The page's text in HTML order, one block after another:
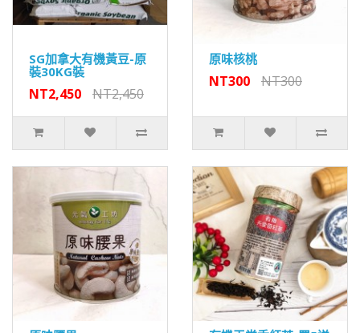
SG加拿大有機黃豆-原
裝30KG裝
NT2,450 NT2,450
原味核桃
NT300 NT300